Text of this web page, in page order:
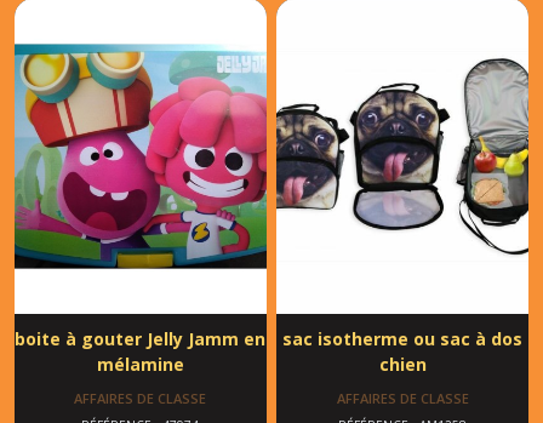
boite à gouter Jelly Jamm en
mélamine
AFFAIRES DE CLASSE
sac isotherme ou sac à dos
chien
AFFAIRES DE CLASSE